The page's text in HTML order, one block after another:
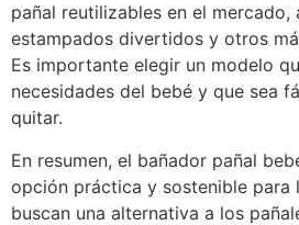
pañal reutilizables en el mercado,
estampados divertidos y otros
Es importante elegir un modelo
necesidades del bebé y que sea
quitar.
En resumen, el bañador pañal
opción práctica y sostenible para
buscan una alternativa a los